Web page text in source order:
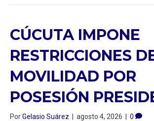
CÚCUTA IMPONE
RESTRICCIONES
MOVILIDAD POR
POSESIÓN
PorGelasio Suárez | agosto 4, 2026 | 0